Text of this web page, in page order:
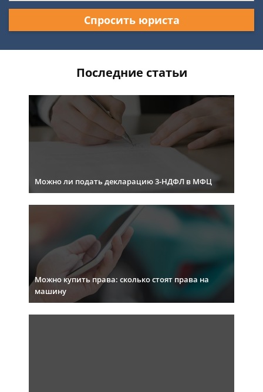
Спросить юриста
Последние статьи
Можно ли подать декларацию 3-НДФЛ в МФЦ
Можно купить права: сколько стоят права на
машину